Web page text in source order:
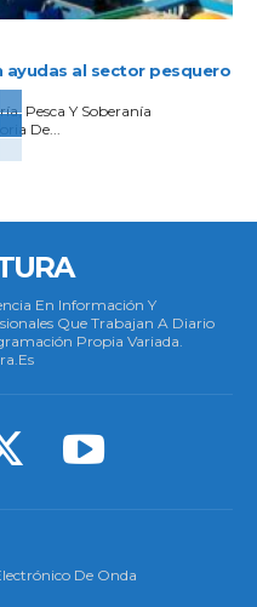
ayudas al sector pesquero
Pesca Y Soberanía
De...
En Información Y
Que Trabajan A Diario
Propia Variada.
De Onda